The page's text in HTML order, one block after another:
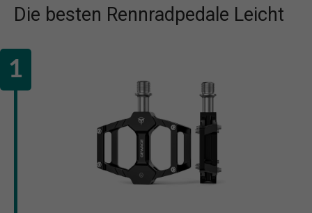
Die besten Rennradpedale Leicht